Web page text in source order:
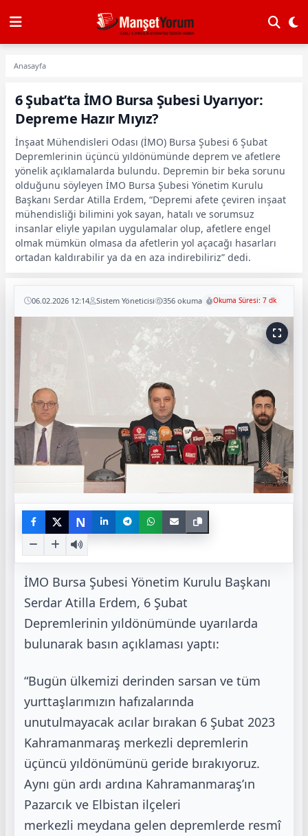
Anasayfa
6 Şubat’ta İMO Bursa Şubesi Uyarıyor:
Depreme Hazır Mıyız?
İnşaat Mühendisleri Odası (İMO) Bursa Şubesi 6 Şubat
Depremlerinin üçüncü yıldönümünde deprem ve afetlere
yönelik açıklamalarda bulundu. Depremin bir beka sorunu
olduğunu söyleyen İMO Bursa Şubesi Yönetim Kurulu
Başkanı Serdar Atilla Erdem, “Depremi afete çeviren inşaat
mühendisliği bilimini yok sayan, hatalı ve sorumsuz
insanlar eliyle yapılan uygulamalar olup, afetlere engel
olmak mümkün olmasa da afetlerin yol açacağı hasarları
ortadan kaldırabilir ya da en aza indirebiliriz” dedi.
06.02.2026 12:14 Sistem Yöneticisi 356 okuma Okuma Süresi: 7 dk
N
İMO Bursa Şubesi Yönetim Kurulu Başkanı
Serdar Atilla Erdem, 6 Şubat
Depremlerinin yıldönümünde uyarılarda
bulunarak basın açıklaması yaptı:
“Bugün ülkemizi derinden sarsan ve tüm
yurttaşlarımızın hafızalarında
unutulmayacak acılar bırakan 6 Şubat 2023
Kahramanmaraş merkezli depremlerin
üçüncü yıldönümünü geride bırakıyoruz.
Aynı gün ardı ardına Kahramanmaraş’ın
Pazarcık ve Elbistan ilçeleri
merkezli meydana gelen depremlerde resmî